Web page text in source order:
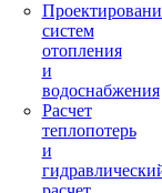
систем
отопления
и
водоснабжения
Расчет
теплопотерь
и